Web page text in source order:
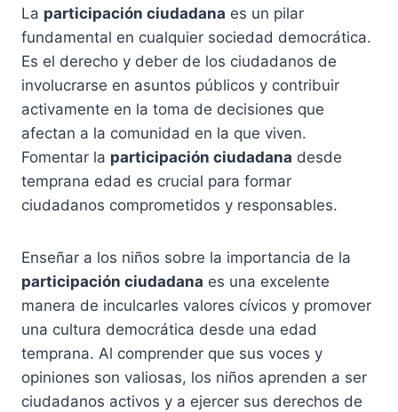
La participación ciudadana es un pilar
fundamental en cualquier sociedad democrática.
Es el derecho y deber de los ciudadanos de
involucrarse en asuntos públicos y contribuir
activamente en la toma de decisiones que
afectan a la comunidad en la que viven.
Fomentar la participación ciudadana desde
temprana edad es crucial para formar
ciudadanos comprometidos y responsables.
Enseñar a los niños sobre la importancia de la
participación ciudadana es una excelente
manera de inculcarles valores cívicos y promover
una cultura democrática desde una edad
temprana. Al comprender que sus voces y
opiniones son valiosas, los niños aprenden a ser
ciudadanos activos y a ejercer sus derechos de